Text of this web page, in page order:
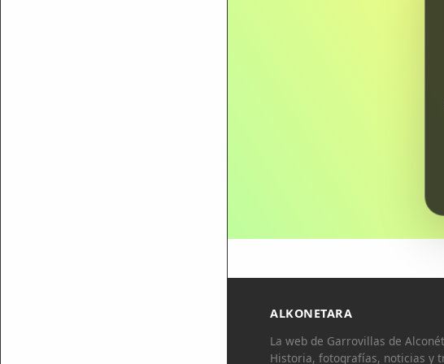
ALKONETARA
La web de Garrovillas de
Historia, fotografías, noticias y